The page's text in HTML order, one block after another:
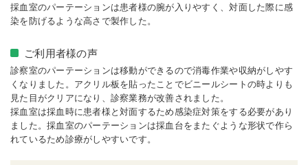
採血室のパーテーションは患者様の腕が入りやすく、対面した際に感
染を防げるような高さで製作した。
ご利用者様の声
診察室のパーテーションは移動ができるので消毒作業や収納がしやす
くなりました。アクリル板を貼ったことでビニールシートの時よりも
見た目がクリアになり、診察業務が改善されました。
採血室は採血時に患者様と対面するため感染症対策をする必要があり
ました。採血室のパーテーションは採血台をまたぐような形状で作ら
れているため診療がしやすいです。